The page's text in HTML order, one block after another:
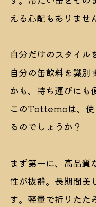
える心配もありませ
自分だけのスタイル
自分の缶飲料を識別
かも、持ち運びにも
このTottemoは、使
るのでしょうか？
まず第一に、高品質
性が抜群。長期間美
す。軽量で折りたた